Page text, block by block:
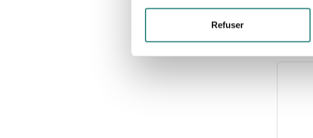
Refuser
A